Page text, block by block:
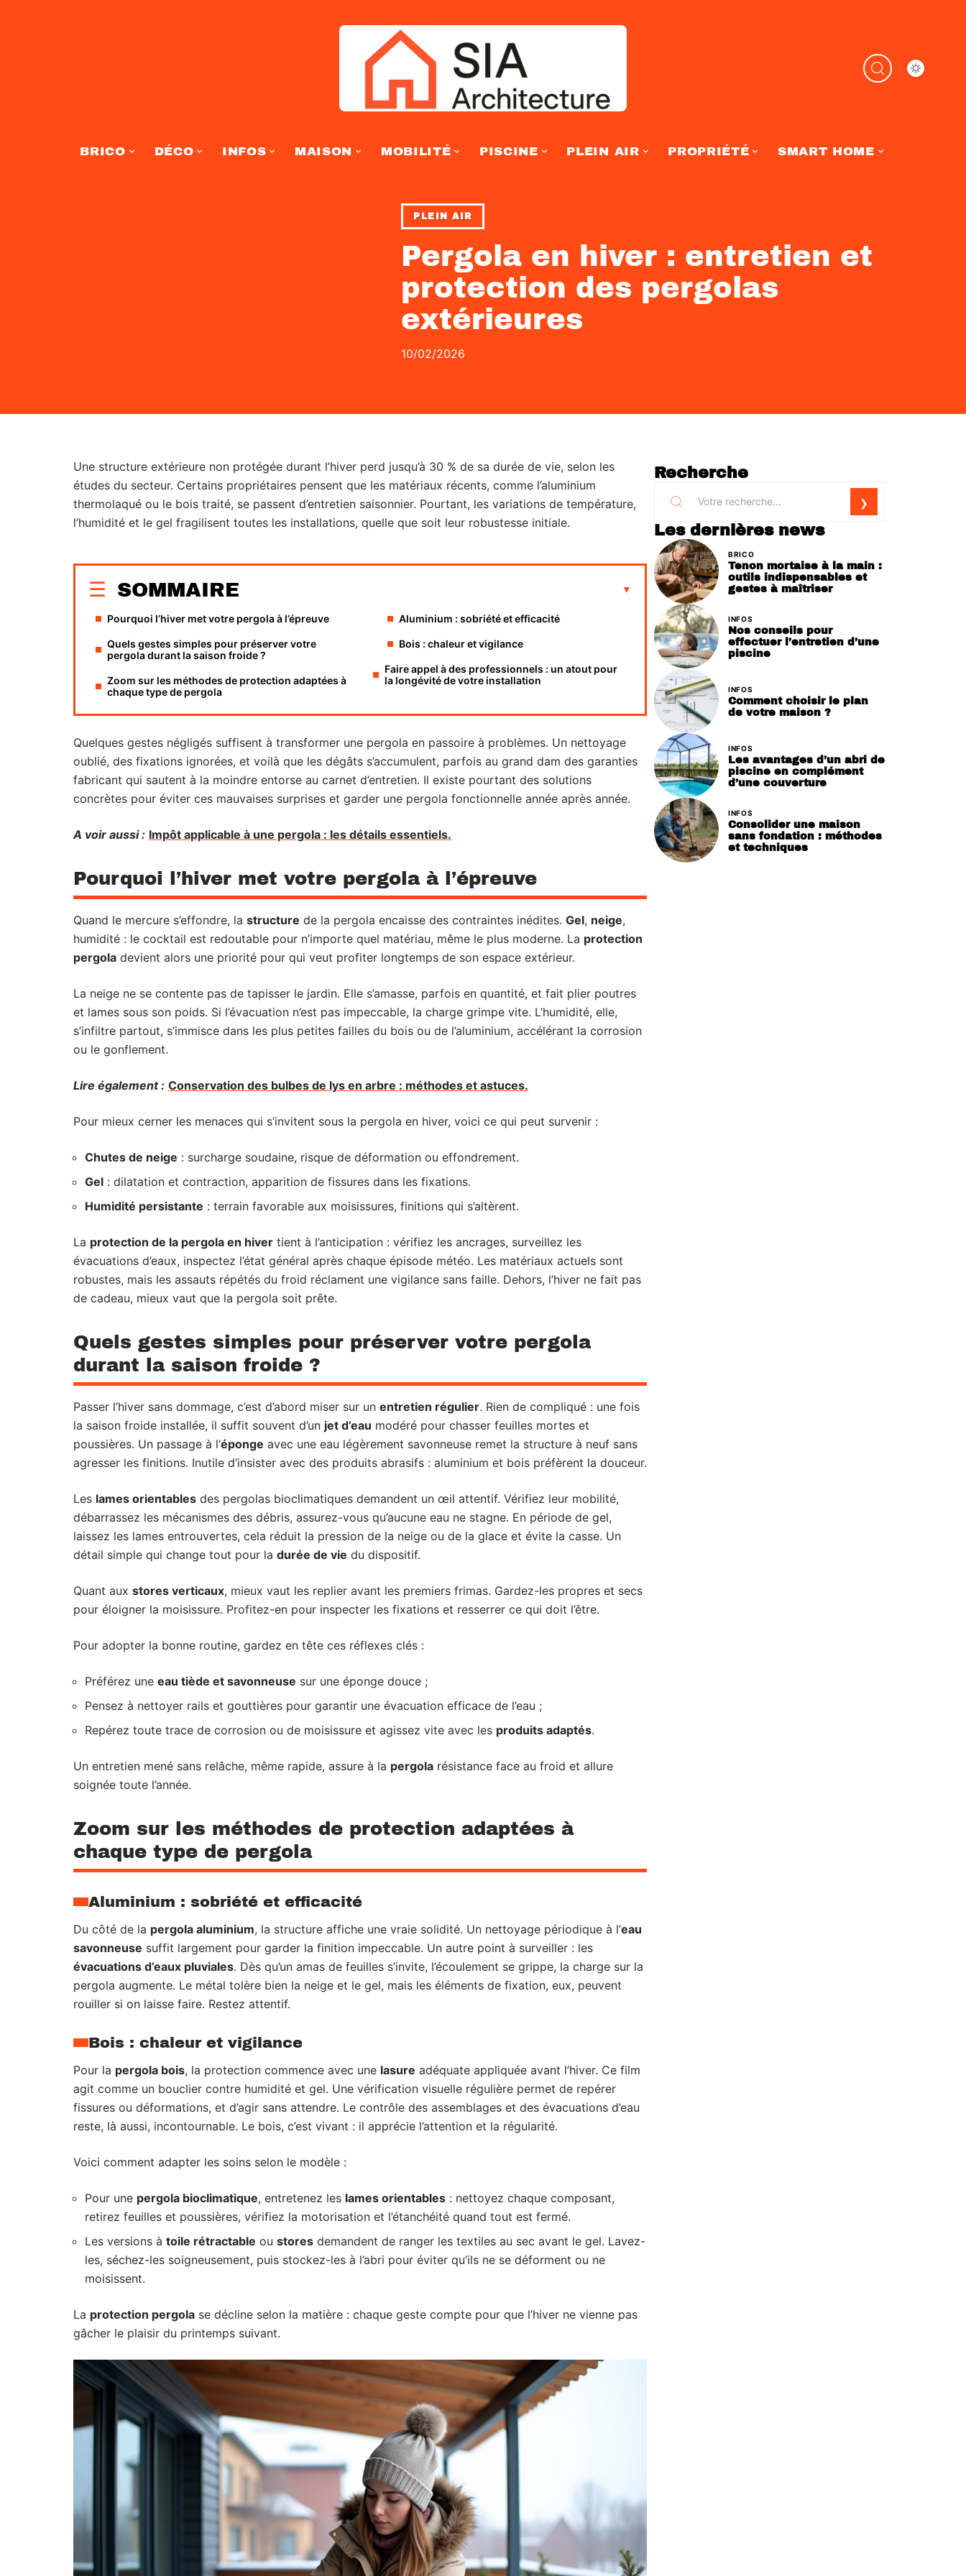
BRICO DÉCO INFOS MAISON MOBILITÉ PISCINE PLEIN AIR PROPRIÉTÉ SMART HOME
PLEIN AIR
Pergola en hiver : entretien et
protection des pergolas
extérieures
10/02/2026
Une structure extérieure non protégée durant l’hiver perd jusqu’à 30 % de sa durée de vie, selon les
études du secteur. Certains propriétaires pensent que les matériaux récents, comme l’aluminium
thermolaqué ou le bois traité, se passent d’entretien saisonnier. Pourtant, les variations de température,
l’humidité et le gel fragilisent toutes les installations, quelle que soit leur robustesse initiale.
SOMMAIRE
Pourquoi l’hiver met votre pergola à l’épreuve
Quels gestes simples pour préserver votre
pergola durant la saison froide ?
Zoom sur les méthodes de protection adaptées à
chaque type de pergola
Aluminium : sobriété et efficacité
Bois : chaleur et vigilance
Faire appel à des professionnels : un atout pour
la longévité de votre installation
Quelques gestes négligés suffisent à transformer une pergola en passoire à problèmes. Un nettoyage
oublié, des fixations ignorées, et voilà que les dégâts s’accumulent, parfois au grand dam des garanties
fabricant qui sautent à la moindre entorse au carnet d’entretien. Il existe pourtant des solutions
concrètes pour éviter ces mauvaises surprises et garder une pergola fonctionnelle année après année.
A voir aussi : Impôt applicable à une pergola : les détails essentiels.
Pourquoi l’hiver met votre pergola à l’épreuve
Quand le mercure s’effondre, la structure de la pergola encaisse des contraintes inédites. Gel, neige,
humidité : le cocktail est redoutable pour n’importe quel matériau, même le plus moderne. La protection
pergola devient alors une priorité pour qui veut profiter longtemps de son espace extérieur.
La neige ne se contente pas de tapisser le jardin. Elle s’amasse, parfois en quantité, et fait plier poutres
et lames sous son poids. Si l’évacuation n’est pas impeccable, la charge grimpe vite. L’humidité, elle,
s’infiltre partout, s’immisce dans les plus petites failles du bois ou de l’aluminium, accélérant la corrosion
ou le gonflement.
Lire également : Conservation des bulbes de lys en arbre : méthodes et astuces.
Pour mieux cerner les menaces qui s’invitent sous la pergola en hiver, voici ce qui peut survenir :
Chutes de neige : surcharge soudaine, risque de déformation ou effondrement.
Gel : dilatation et contraction, apparition de fissures dans les fixations.
Humidité persistante : terrain favorable aux moisissures, finitions qui s’altèrent.
La protection de la pergola en hiver tient à l’anticipation : vérifiez les ancrages, surveillez les
évacuations d’eaux, inspectez l’état général après chaque épisode météo. Les matériaux actuels sont
robustes, mais les assauts répétés du froid réclament une vigilance sans faille. Dehors, l’hiver ne fait pas
de cadeau, mieux vaut que la pergola soit prête.
Quels gestes simples pour préserver votre pergola
durant la saison froide ?
Passer l’hiver sans dommage, c’est d’abord miser sur un entretien régulier. Rien de compliqué : une fois
la saison froide installée, il suffit souvent d’un jet d’eau modéré pour chasser feuilles mortes et
poussières. Un passage à l’éponge avec une eau légèrement savonneuse remet la structure à neuf sans
agresser les finitions. Inutile d’insister avec des produits abrasifs : aluminium et bois préfèrent la douceur.
Les lames orientables des pergolas bioclimatiques demandent un œil attentif. Vérifiez leur mobilité,
débarrassez les mécanismes des débris, assurez-vous qu’aucune eau ne stagne. En période de gel,
laissez les lames entrouvertes, cela réduit la pression de la neige ou de la glace et évite la casse. Un
détail simple qui change tout pour la durée de vie du dispositif.
Quant aux stores verticaux, mieux vaut les replier avant les premiers frimas. Gardez-les propres et secs
pour éloigner la moisissure. Profitez-en pour inspecter les fixations et resserrer ce qui doit l’être.
Pour adopter la bonne routine, gardez en tête ces réflexes clés :
Préférez une eau tiède et savonneuse sur une éponge douce ;
Pensez à nettoyer rails et gouttières pour garantir une évacuation efficace de l’eau ;
Repérez toute trace de corrosion ou de moisissure et agissez vite avec les produits adaptés.
Un entretien mené sans relâche, même rapide, assure à la pergola résistance face au froid et allure
soignée toute l’année.
Zoom sur les méthodes de protection adaptées à
chaque type de pergola
Aluminium : sobriété et efficacité
Du côté de la pergola aluminium, la structure affiche une vraie solidité. Un nettoyage périodique à l’eau
savonneuse suffit largement pour garder la finition impeccable. Un autre point à surveiller : les
évacuations d’eaux pluviales. Dès qu’un amas de feuilles s’invite, l’écoulement se grippe, la charge sur la
pergola augmente. Le métal tolère bien la neige et le gel, mais les éléments de fixation, eux, peuvent
rouiller si on laisse faire. Restez attentif.
Bois : chaleur et vigilance
Pour la pergola bois, la protection commence avec une lasure adéquate appliquée avant l’hiver. Ce film
agit comme un bouclier contre humidité et gel. Une vérification visuelle régulière permet de repérer
fissures ou déformations, et d’agir sans attendre. Le contrôle des assemblages et des évacuations d’eau
reste, là aussi, incontournable. Le bois, c’est vivant : il apprécie l’attention et la régularité.
Voici comment adapter les soins selon le modèle :
Pour une pergola bioclimatique, entretenez les lames orientables : nettoyez chaque composant,
retirez feuilles et poussières, vérifiez la motorisation et l’étanchéité quand tout est fermé.
Les versions à toile rétractable ou stores demandent de ranger les textiles au sec avant le gel. Lavez-
les, séchez-les soigneusement, puis stockez-les à l’abri pour éviter qu’ils ne se déforment ou ne
moisissent.
La protection pergola se décline selon la matière : chaque geste compte pour que l’hiver ne vienne pas
gâcher le plaisir du printemps suivant.
Recherche
Les dernières news
BRICO
Tenon mortaise à la main :
outils indispensables et
gestes à maîtriser
INFOS
Nos conseils pour
effectuer l’entretien d’une
piscine
INFOS
Comment choisir le plan
de votre maison ?
INFOS
Les avantages d’un abri de
piscine en complément
d’une couverture
INFOS
Consolider une maison
sans fondation : méthodes
et techniques